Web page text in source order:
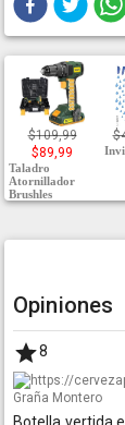
$109,99
$89,99
Taladro
Atornillador
Brushles
Opiniones
8
Graña Montero
Botella vertida